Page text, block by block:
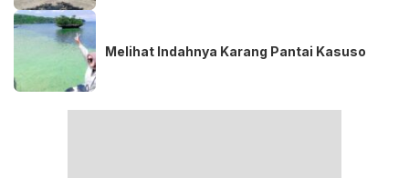
Melihat Indahnya Karang Pantai Kasuso